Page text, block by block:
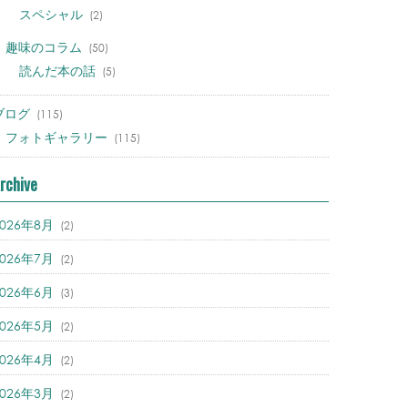
スペシャル (2)
趣味のコラム (50)
読んだ本の話 (5)
ログ (115)
フォトギャラリー (115)
年8月 (2)
年7月 (2)
年6月 (3)
年5月 (2)
年4月 (2)
年3月 (2)